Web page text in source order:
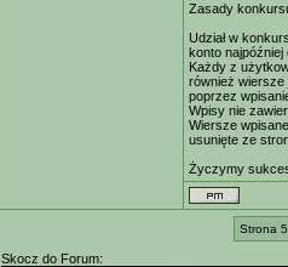
Zasady
Udział w
konto najpóźniej
Każdy z
również wiersze
poprzez
Wpisy nie
Wiersze
usunięte ze
Życzymy
Strona
Skocz do Forum: